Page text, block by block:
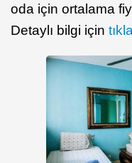
oda için ortalama
Detaylı bilgi için